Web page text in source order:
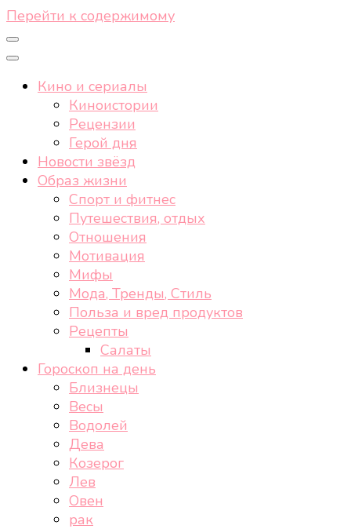
Перейти к содержимому
Кино и сериалы
Киноистории
Рецензии
Герой дня
Новости звёзд
Образ жизни
Спорт и фитнес
Путешествия, отдых
Отношения
Мотивация
Мифы
Мода, Тренды, Стиль
Польза и вред продуктов
Рецепты
Салаты
Гороскоп на день
Близнецы
Весы
Водолей
Дева
Козерог
Лев
Овен
рак